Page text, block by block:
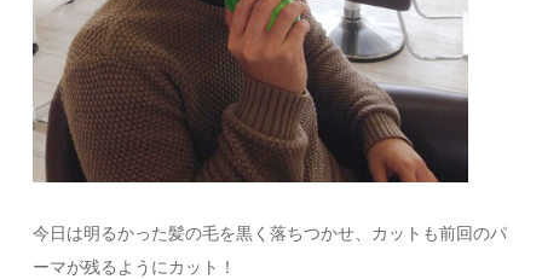
今日は明るかった髪の毛を黒く落ちつかせ、カットも前回のパ
ーマが残るようにカット！